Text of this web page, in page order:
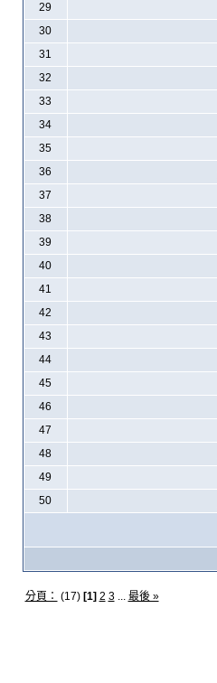
29
30
31
32
33
34
35
36
37
38
39
40
41
42
43
44
45
46
47
48
49
50
分頁： (17) [1] 2 3... 最後 »